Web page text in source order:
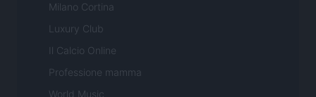
Milano Cortina
Luxury Club
Il Calcio Online
Professione mamma
World Music